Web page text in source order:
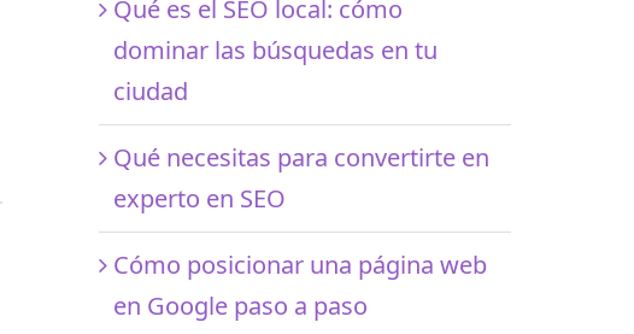
Qué es el SEO local: cómo
dominar las búsquedas en tu
ciudad
Qué necesitas para convertirte en
experto en SEO
Cómo posicionar una página web
en Google paso a paso